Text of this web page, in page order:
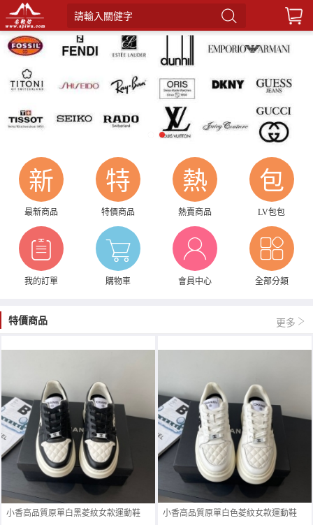
請輸入關健字
新
最新商品
特
特價商品
熱
熱賣商品
包
LV包包
我的訂單 購物車 會員中心 全部分類
特價商品 更多
小香高品質原單白黑菱紋女款運動鞋 小香高品質原單白色菱紋女款運動鞋